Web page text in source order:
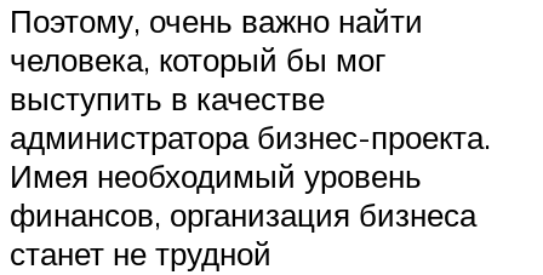
Поэтому, очень важно найти
человека, который бы мог
выступить в качестве
администратора бизнес-проекта.
Имея необходимый уровень
финансов, организация бизнеса
станет не трудной